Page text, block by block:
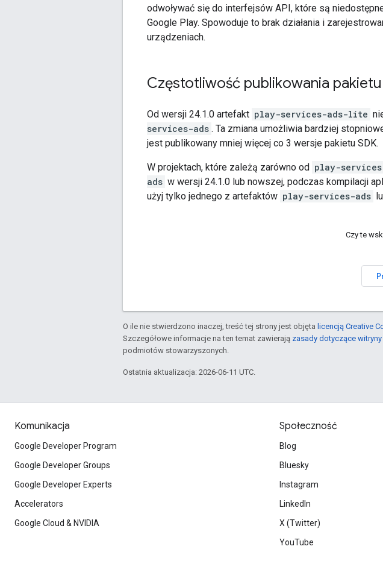
odwoływać się do interfejsów API, które są
Google Play. Spowoduje to brak działania i
urządzeniach.
Częstotliwość publikowania pakietu
Od wersji 24.1.0 artefakt play-services-ads-lite
services-ads . Ta zmiana umożliwia bardziej
jest publikowany mniej więcej co 3 wersje pakietu SDK.
W projektach, które zależą zarówno od play-
ads w wersji 24.1.0 lub nowszej, podczas kompilacji
użyj tylko jednego z artefaktów play-services-ads
Czy te
O ile nie stwierdzono inaczej, treść tej strony jest objęta licencją Creative
Szczegółowe informacje na ten temat zawierają zasady dotyczące
podmiotów stowarzyszonych.
Ostatnia aktualizacja: 2026-06-11 UTC.
Komunikacja
Google Developer Program
Google Developer Groups
Google Developer Experts
Accelerators
Google Cloud & NVIDIA
Społeczność
Blog
Bluesky
Instagram
LinkedIn
X (Twitter)
YouTube